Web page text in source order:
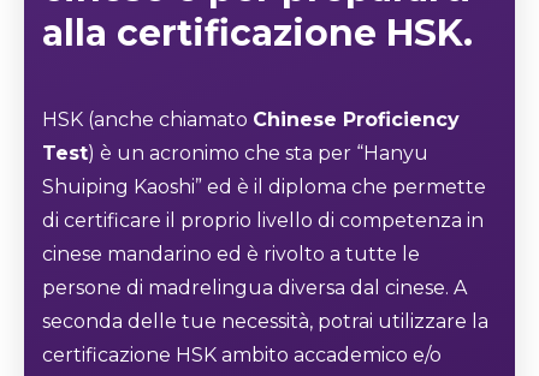
alla certificazione HSK.
HSK (anche chiamato Chinese Proficiency
Test) è un acronimo che sta per “Hanyu
Shuiping Kaoshi” ed è il diploma che permette
di certificare il proprio livello di competenza in
cinese mandarino ed è rivolto a tutte le
persone di madrelingua diversa dal cinese. A
seconda delle tue necessità, potrai utilizzare la
certificazione HSK ambito accademico e/o